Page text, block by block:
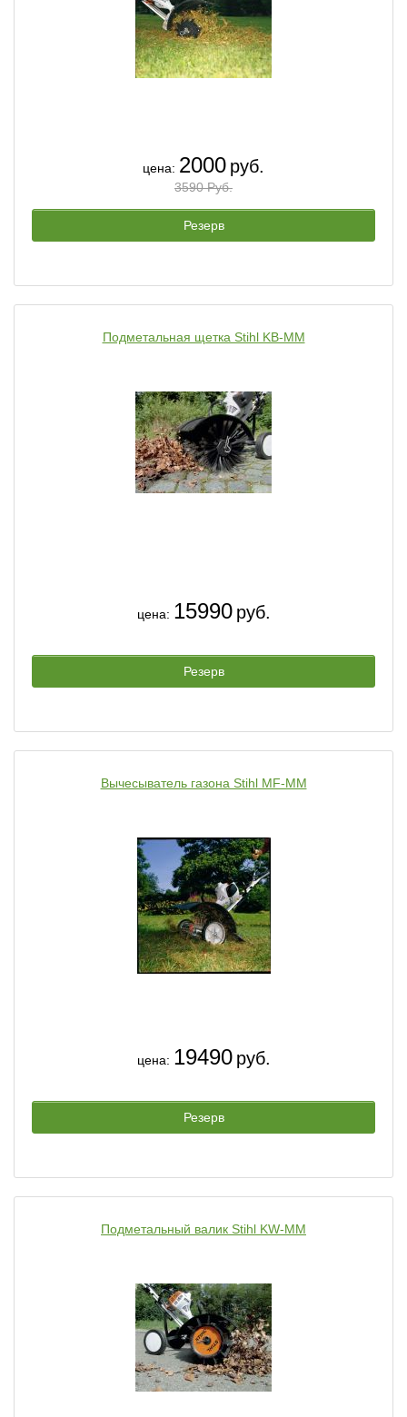
цена: 2000 руб.
3590 Руб.
Резерв
Подметальная щетка Stihl KB-MM
цена: 15990 руб.
Резерв
Вычесыватель газона Stihl MF-MM
цена: 19490 руб.
Резерв
Подметальный валик Stihl KW-MM